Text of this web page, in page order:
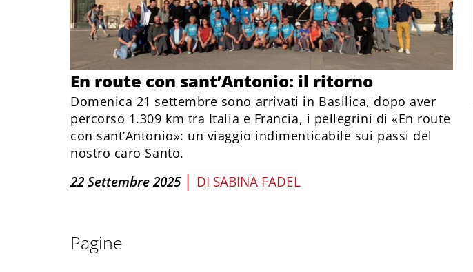
En route con sant’Antonio: il ritorno
Domenica 21 settembre sono arrivati in Basilica, dopo aver
percorso 1.309 km tra Italia e Francia, i pellegrini di «En route
con sant’Antonio»: un viaggio indimenticabile sui passi del
nostro caro Santo.
22 Settembre 2025 | DI SABINA FADEL
Pagine